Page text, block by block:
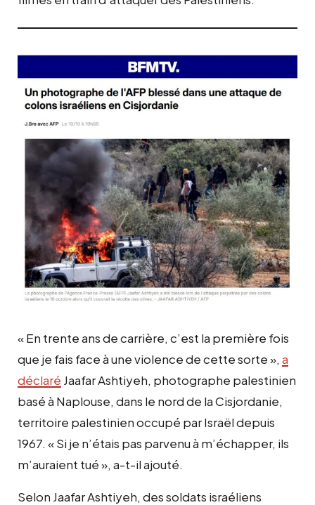
« En trente ans de carrière, c’est la première fois
que je fais face à une violence de cette sorte », a
déclaré Jaafar Ashtiyeh, photographe palestinien
basé à Naplouse, dans le nord de la Cisjordanie,
territoire palestinien occupé par Israël depuis
1967. « Si je n’étais pas parvenu à m’échapper, ils
m’auraient tué », a-t-il ajouté.
Selon Jaafar Ashtiyeh, des soldats israéliens